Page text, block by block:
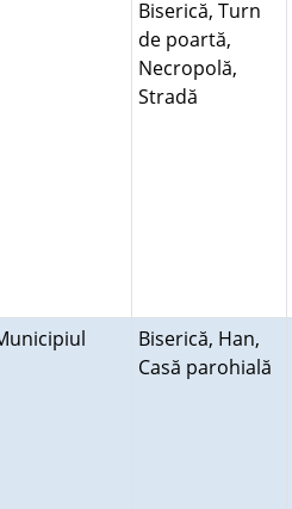
Biserică, Turn
de poartă,
Necropolă,
Stradă
Biserică, Han,
Casă parohială